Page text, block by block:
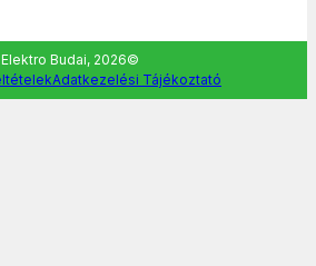
Budai, 2026©
Adatkezelési Tájékoztató